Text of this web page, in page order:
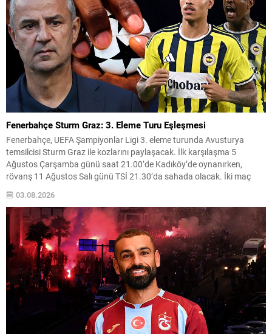
Fenerbahçe Sturm Graz: 3. Eleme Turu Eşleşmesi
Fenerbahçe, UEFA Şampiyonlar Ligi 3. eleme turunda Avusturya
temsilcisi Sturm Graz ile kozlarını paylaşacak. İlk karşılaşma 5
Ağustos Çarşamba günü saat 21.00’de Kadıköy’de oynanırken,
rövanş 11 Ağustos Salı günü TSİ 21.30’da sahada olacak. İki maç
eşleşmenin galibiyle karşılaşacak. Kura çekimi İsviçre’nin...
03.08.2026